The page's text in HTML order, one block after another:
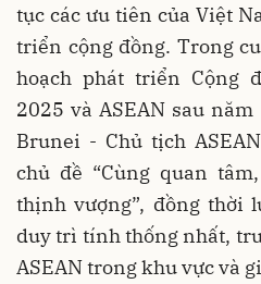
tục các ưu tiên của Việt
triển cộng đồng. Trong
hoạch phát triển Cộng
2025 và ASEAN sau
Brunei - Chủ tịch
chủ đề “Cùng quan
thịnh vượng”, đồng thời
duy trì tính thống nhất,
ASEAN trong khu vực và